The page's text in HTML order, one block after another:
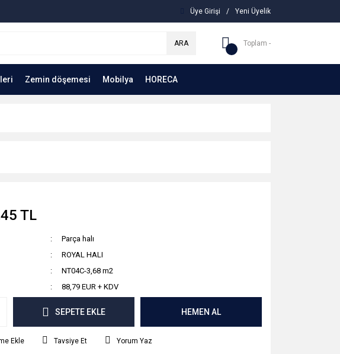
Üye Girişi / Yeni Üyelik
ARA Toplam -
Zemin döşemesi Mobilya HORECA
TL
Parça halı
ROYAL HALI
NT04C-3,68 m2
88,79 EUR + KDV
SEPETE EKLE HEMEN AL
Tavsiye Et Yorum Yaz